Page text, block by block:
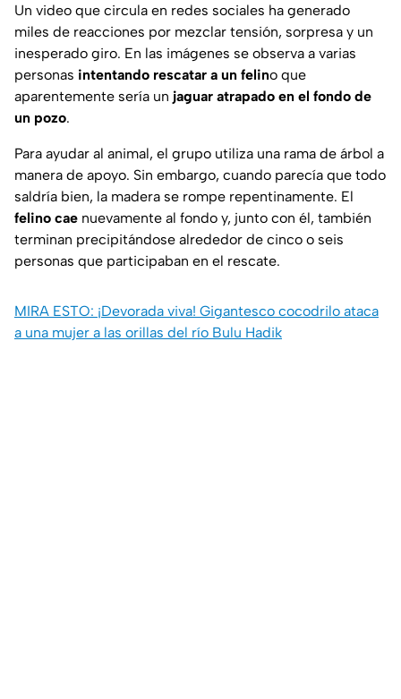
Un video que circula en redes sociales ha generado
miles de reacciones por mezclar tensión, sorpresa y un
inesperado giro. En las imágenes se observa a varias
personas intentando rescatar a un felino que
aparentemente sería un jaguar atrapado en el fondo de
un pozo.
Para ayudar al animal, el grupo utiliza una rama de árbol a
manera de apoyo. Sin embargo, cuando parecía que todo
saldría bien, la madera se rompe repentinamente. El
felino cae nuevamente al fondo y, junto con él, también
terminan precipitándose alrededor de cinco o seis
personas que participaban en el rescate.
MIRA ESTO: ¡Devorada viva! Gigantesco cocodrilo ataca
a una mujer a las orillas del río Bulu Hadik